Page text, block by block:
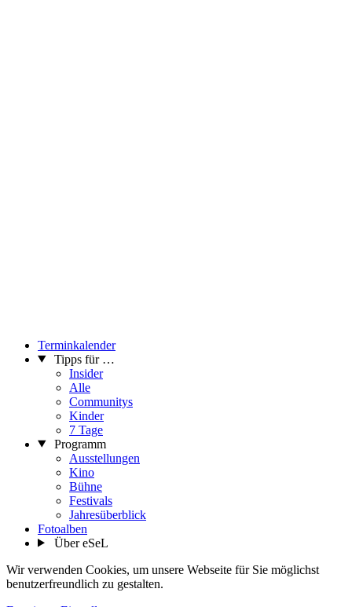
Terminkalender
Tipps für …
Insider
Alle
Communitys
Kinder
7 Tage
Programm
Ausstellungen
Kino
Bühne
Festivals
Jahresüberblick
Fotoalben
Über eSeL
Wir verwenden Cookies, um unsere Webseite für Sie möglichst
benutzerfreundlich zu gestalten.